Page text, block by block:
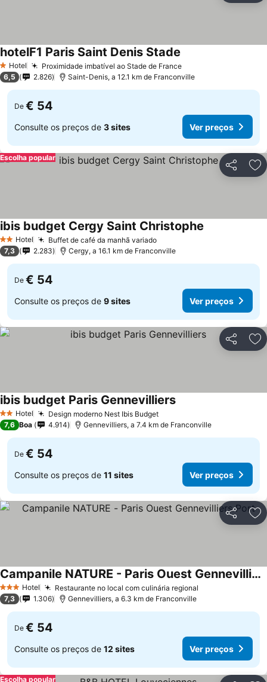
1 Estrelas
Hotel Proximidade imbatível ao Stade de FranceVer preços
hotelF1 Paris Saint Denis Stade
6,5 2.826 Saint-Denis, a 12.1 km de Franconville
De € 54
Consulte os preços de 3 sites Ver preços
Partilhar
Escolha popular
2 Estrelas
Hotel Buffet de café da manhã variadoVer preços
ibis budget Cergy Saint Christophe
7,3 2.283 Cergy, a 16.1 km de Franconville
De € 54
Consulte os preços de 9 sites Ver preços
Partilhar
2 Estrelas
Hotel Design moderno Nest Ibis BudgetVer preços
ibis budget Paris GennevilliersVer preços
7,6 Boa 4.914 Gennevilliers, a 7.4 km de Franconville
De € 54
Consulte os preços de 11 sites Ver preços
Partilhar
3 EstrelasHotel Restaurante no local com culinária regional
Campanile NATURE - Paris Ouest Gennevilliers Port
Ver preços
7,3 1.306 Gennevilliers, a 6.3 km de Franconville
De € 54
Consulte os preços de 12 sites Ver preços
Escolha popular